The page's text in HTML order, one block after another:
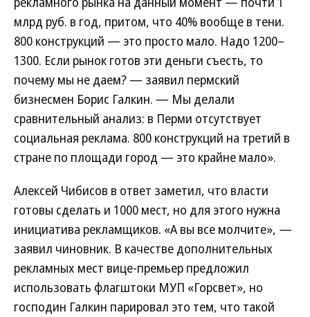
млрд руб. в год, притом, что 40% вообще в тени.
800 конструкций — это просто мало. Надо 1200–
1300. Если рынок готов эти деньги съесть, то
почему мы не даем? — заявил пермский
бизнесмен Борис Галкин. — Мы делали
сравнительный анализ: в Перми отсутствует
социальная реклама. 800 конструкций на третий в
стране по площади город — это крайне мало».
Алексей Чибисов в ответ заметил, что власти
готовы сделать и 1000 мест, но для этого нужна
инициатива рекламщиков. «А вы все молчите», —
заявил чиновник. В качестве дополнительных
рекламных мест вице-премьер предложил
использовать флагштоки МУП «Горсвет», но
господин Галкин парировал это тем, что такой